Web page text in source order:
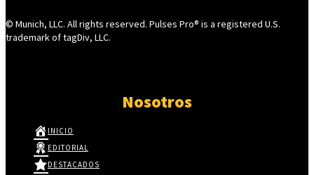
© Munich, LLC. All rights reserved. Pulses Pro® is a registered U.S.
trademark of tagDiv, LLC.
Nosotros
INICIO
EDITORIAL
DESTACADOS